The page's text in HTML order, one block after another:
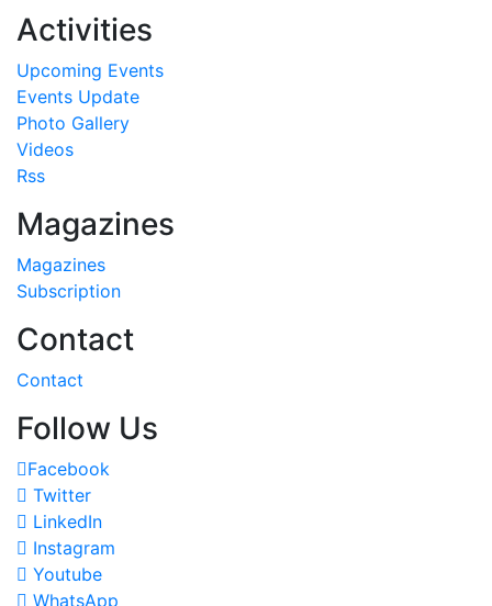
Activities
Upcoming Events
Events Update
Photo Gallery
Videos
Rss
Magazines
Magazines
Subscription
Contact
Contact
Follow Us
Facebook
Twitter
LinkedIn
Instagram
Youtube
WhatsApp